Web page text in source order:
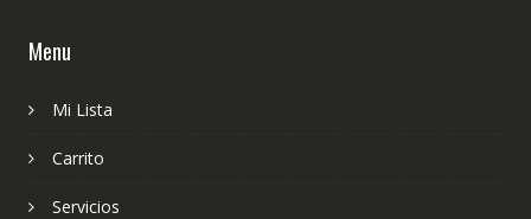
Menu
Mi Lista
Carrito
Servicios